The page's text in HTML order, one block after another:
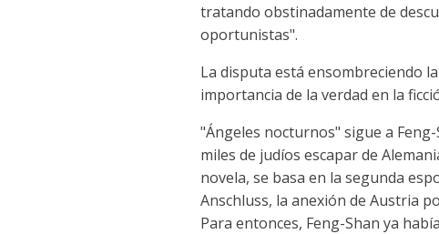
tratando obstinadamente de
oportunistas".
La disputa está ensombreciendo
importancia de la verdad en la
"Ángeles nocturnos" sigue a
miles de judíos escapar de
novela, se basa en la segunda
Anschluss, la anexión de Austria
Para entonces, Feng-Shan ya